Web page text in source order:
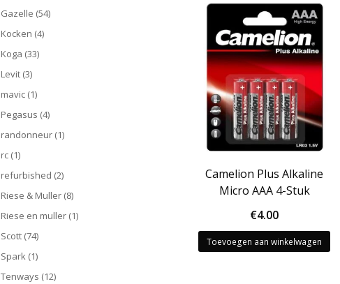
Gazelle (54)
Kocken (4)
Koga (33)
Levit (3)
mavic (1)
Pegasus (4)
randonneur (1)
rc (1)
refurbished (2)
Riese & Muller (8)
Riese en muller (1)
Scott (74)
Spark (1)
Tenways (12)
Camelion Plus Alkaline
Micro AAA 4-Stuk
€4.00
Toevoegen aan winkelwagen